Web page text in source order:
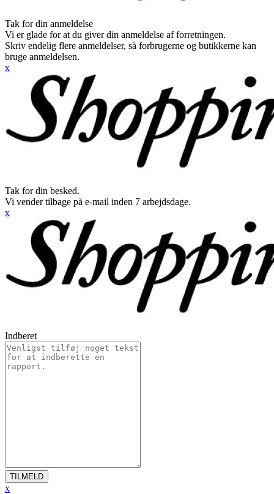
Tak for din anmeldelse
Vi er glade for at du giver din anmeldelse af forretningen.
Skriv endelig flere anmeldelser, så forbrugerne og butikkerne kan
bruge anmeldelsen.
x
Tak for din besked.
Vi vender tilbage på e-mail inden 7 arbejdsdage.
x
Indberet
TILMELD
x